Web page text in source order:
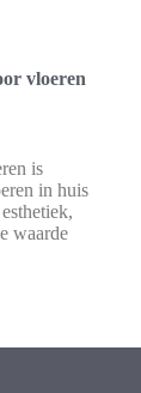
vloeren
is
in huis
waarde